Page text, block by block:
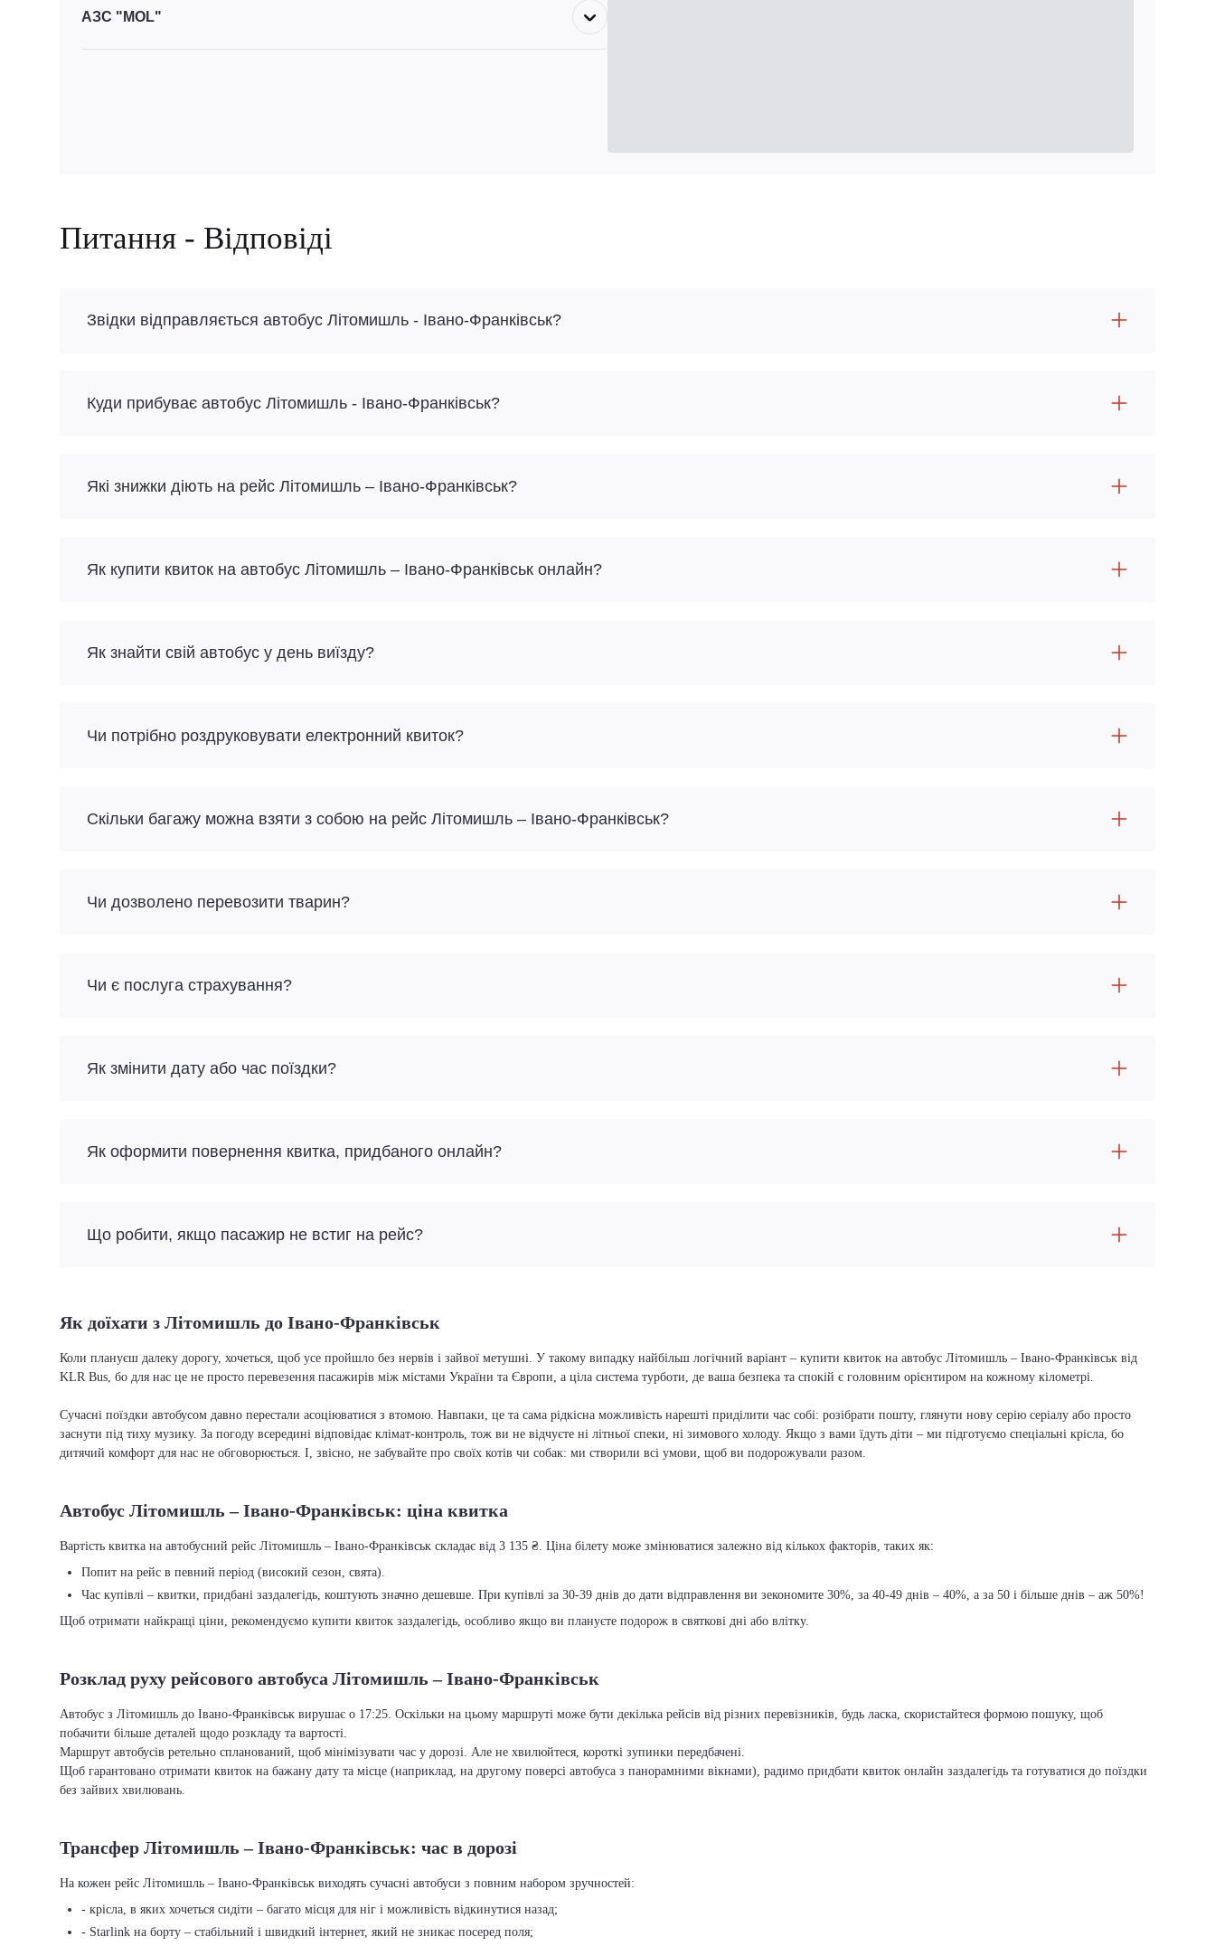
АЗС "MOL"
Питання - Відповіді
Звідки відправляється автобус Літомишль - Івано-Франківськ?
Куди прибуває автобус Літомишль - Івано-Франківськ?
Які знижки діють на рейс Літомишль – Івано-Франківськ?
Як купити квиток на автобус Літомишль – Івано-Франківськ онлайн?
Як знайти свій автобус у день виїзду?
Чи потрібно роздруковувати електронний квиток?
Скільки багажу можна взяти з собою на рейс Літомишль – Івано-Франківськ?
Чи дозволено перевозити тварин?
Чи є послуга страхування?
Як змінити дату або час поїздки?
Як оформити повернення квитка, придбаного онлайн?
Що робити, якщо пасажир не встиг на рейс?
Як доїхати з Літомишль до Івано-Франківськ
Коли плануєш далеку дорогу, хочеться, щоб усе пройшло без нервів і зайвої метушні. У такому випадку найбільш логічний варіант – купити квиток на автобус Літомишль – Івано-Франківськ від
KLR Bus, бо для нас це не просто перевезення пасажирів між містами України та Європи, а ціла система турботи, де ваша безпека та спокій є головним орієнтиром на кожному кілометрі.
Сучасні поїздки автобусом давно перестали асоціюватися з втомою. Навпаки, це та сама рідкісна можливість нарешті приділити час собі: розібрати пошту, глянути нову серію серіалу або просто
заснути під тиху музику. За погоду всередині відповідає клімат-контроль, тож ви не відчуєте ні літньої спеки, ні зимового холоду. Якщо з вами їдуть діти – ми підготуємо спеціальні крісла, бо
дитячий комфорт для нас не обговорюється. І, звісно, не забувайте про своїх котів чи собак: ми створили всі умови, щоб ви подорожували разом.
Автобус Літомишль – Івано-Франківськ: ціна квитка
Вартість квитка на автобусний рейс Літомишль – Івано-Франківськ складає від 3 135 ₴. Ціна білету може змінюватися залежно від кількох факторів, таких як:
Попит на рейс в певний період (високий сезон, свята).
Час купівлі – квитки, придбані заздалегідь, коштують значно дешевше. При купівлі за 30-39 днів до дати відправлення ви зекономите 30%, за 40-49 днів – 40%, а за 50 і більше днів – аж 50%!
Щоб отримати найкращі ціни, рекомендуємо купити квиток заздалегідь, особливо якщо ви плануєте подорож в святкові дні або влітку.
Розклад руху рейсового автобуса Літомишль – Івано-Франківськ
Автобус з Літомишль до Івано-Франківськ вирушає о 17:25. Оскільки на цьому маршруті може бути декілька рейсів від різних перевізників, будь ласка, скористайтеся формою пошуку, щоб
побачити більше деталей щодо розкладу та вартості.
Маршрут автобусів ретельно спланований, щоб мінімізувати час у дорозі. Але не хвилюйтеся, короткі зупинки передбачені.
Щоб гарантовано отримати квиток на бажану дату та місце (наприклад, на другому поверсі автобуса з панорамними вікнами), радимо придбати квиток онлайн заздалегідь та готуватися до поїздки
без зайвих хвилювань.
Трансфер Літомишль – Івано-Франківськ: час в дорозі
На кожен рейс Літомишль – Івано-Франківськ виходять сучасні автобуси з повним набором зручностей:
- крісла, в яких хочеться сидіти – багато місця для ніг і можливість відкинутися назад;
- Starlink на борту – стабільний і швидкий інтернет, який не зникає посеред поля;